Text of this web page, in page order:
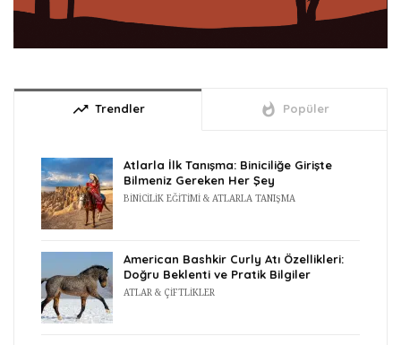
trending_up Trendler whatshot Popüler
Atlarla İlk Tanışma: Biniciliğe Girişte
Bilmeniz Gereken Her Şey
BINICILIK EĞITIMI & ATLARLA TANIŞMA
American Bashkir Curly Atı Özellikleri:
Doğru Beklenti ve Pratik Bilgiler
ATLAR & ÇIFTLIKLER